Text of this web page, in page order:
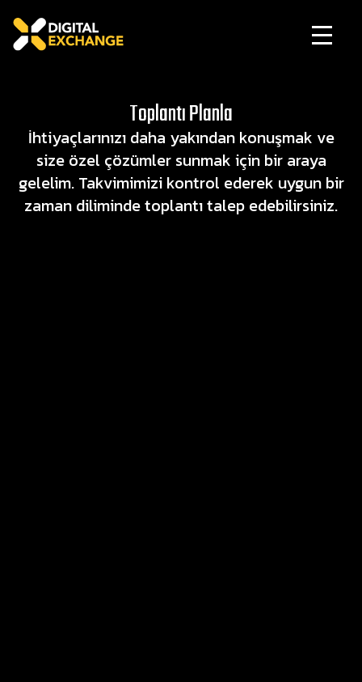
Toplantı Planla
İhtiyaçlarınızı daha yakından konuşmak ve
size özel çözümler sunmak için bir araya
gelelim. Takvimimizi kontrol ederek uygun bir
zaman diliminde toplantı talep edebilirsiniz.